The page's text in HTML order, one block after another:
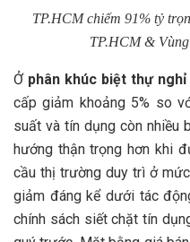
TP.HCM chiếm 91% tỷ
TP.HCM &
Ở phân khúc biệt thự
cấp giảm khoảng 5% so
suất và tín dụng còn nhiều
hướng thận trọng hơn khi
cầu thị trường duy trì ở
giảm đáng kể dưới tác
chính sách siết chặt tín